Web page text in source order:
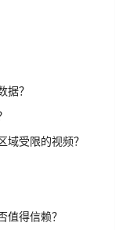
据？
域受限的视频？
值得信赖？